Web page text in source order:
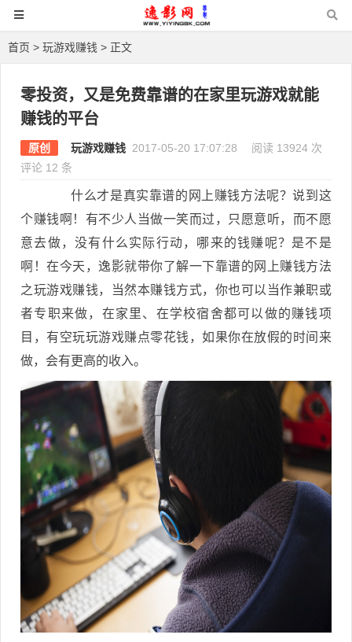
首页 > 玩游戏赚钱 > 正文
零投资，又是免费靠谱的在家里玩游戏就能
赚钱的平台
原创 玩游戏赚钱 2017-05-20 17:07:28
阅读 13924 次
评论 12 条
什么才是真实靠谱的网上赚钱方法呢？说到这
个赚钱啊！有不少人当做一笑而过，只愿意听，而不愿
意去做，没有什么实际行动，哪来的钱赚呢？是不是
啊！在今天，逸影就带你了解一下靠谱的网上赚钱方法
之玩游戏赚钱，当然本赚钱方式，你也可以当作兼职或
者专职来做，在家里、在学校宿舍都可以做的赚钱项
目，有空玩玩游戏赚点零花钱，如果你在放假的时间来
做，会有更高的收入。